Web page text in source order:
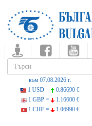
към 07.08.2026 г.
1 USD =
0.86690 €
1 GBP =
1.16600 €
1 CHF =
1.06990 €